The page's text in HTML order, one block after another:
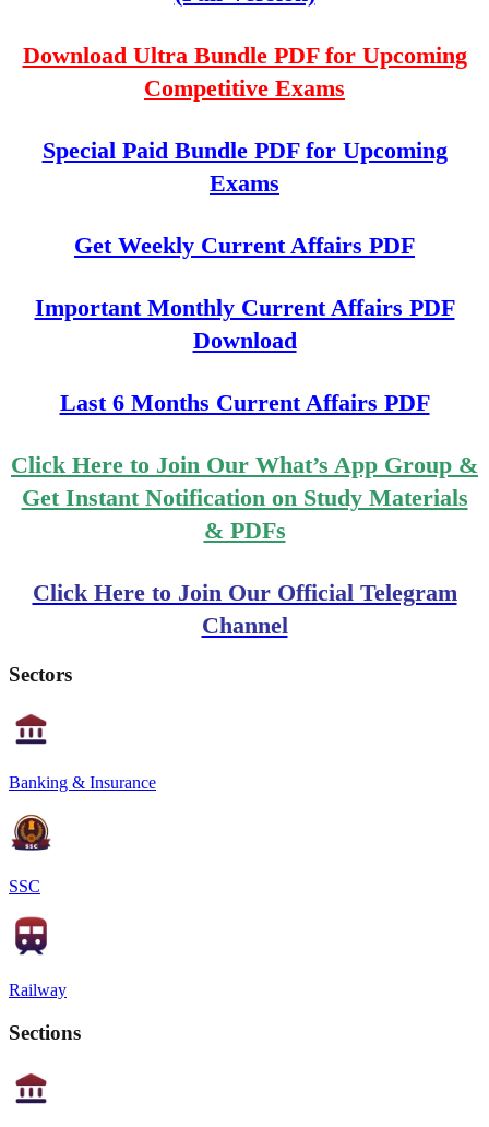
Download Ultra Bundle PDF for Upcoming
Competitive Exams
Special Paid Bundle PDF for Upcoming
Exams
Get Weekly Current Affairs PDF
Important Monthly Current Affairs PDF
Download
Last 6 Months Current Affairs PDF
Click Here to Join Our What’s App Group &
Get Instant Notification on Study Materials
& PDFs
Click Here to Join Our Official Telegram
Channel
Sectors
Banking & Insurance
SSC
Railway
Sections